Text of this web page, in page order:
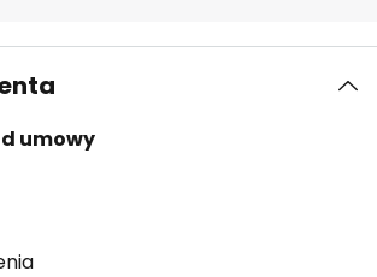
umowy